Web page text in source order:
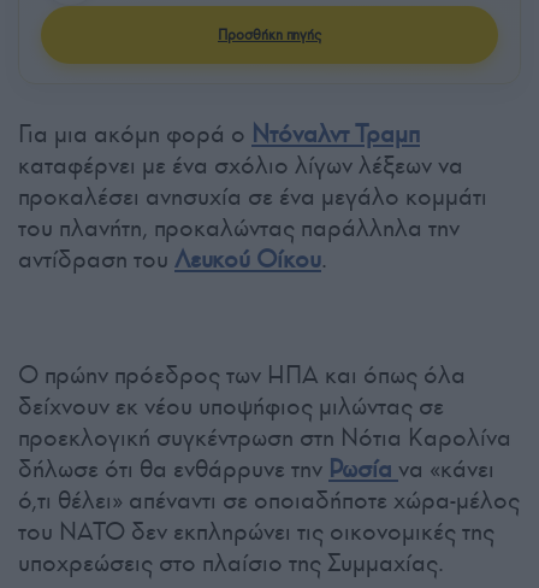
Προσθήκη πηγής
Για μια ακόμη φορά ο Ντόναλντ Τραμπ
καταφέρνει με ένα σχόλιο λίγων λέξεων να
προκαλέσει ανησυχία σε ένα μεγάλο κομμάτι
του πλανήτη, προκαλώντας παράλληλα την
αντίδραση του Λευκού Οίκου.
Ο πρώην πρόεδρος των ΗΠΑ και όπως όλα
δείχνουν εκ νέου υποψήφιος μιλώντας σε
προεκλογική συγκέντρωση στη Νότια Καρολίνα
δήλωσε ότι θα ενθάρρυνε την Ρωσία να «κάνει
ό,τι θέλει» απέναντι σε οποιαδήποτε χώρα-μέλος
του ΝΑΤΟ δεν εκπληρώνει τις οικονομικές της
υποχρεώσεις στο πλαίσιο της Συμμαχίας.